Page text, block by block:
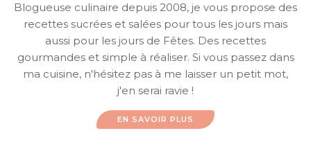
Blogueuse culinaire depuis 2008, je vous propose des
recettes sucrées et salées pour tous les jours mais
aussi pour les jours de Fêtes. Des recettes
gourmandes et simple à réaliser. Si vous passez dans
ma cuisine, n'hésitez pas à me laisser un petit mot,
j'en serai ravie !
EN SAVOIR PLUS